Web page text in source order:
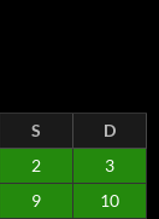
S
D
2
3
9
10